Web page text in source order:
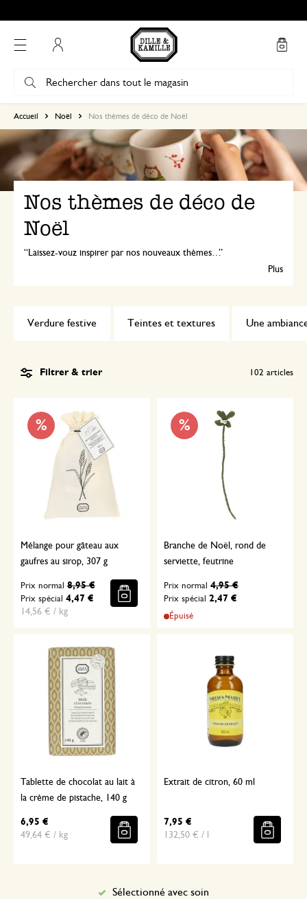
Accueil Noël Nos thèmes de déco de Noël
Nos thèmes de déco de
Noël
Laissez-vouz inspirer par nos nouveaux thèmes de Noël:
Plus
Verdure festive Teintes et textures Une
Filtrer & trier 102 articles
%
Mélange pour gâteau aux
gaufres au sirop, 307 g
Prix spécial 4,47 €
Prix normal 8,95 €
14,56 € / kg
%
Branche de Noël, rond de
serviette, feutrine
Prix spécial 2,47 €
Prix normal 4,95 €
Épuisé
Tablette de chocolat au lait à
la crème de pistache, 140 g
6,95 €
49,64 € / kg
Extrait de citron, 60 ml
7,95 €
132,50 € / l
Sélectionné avec soin